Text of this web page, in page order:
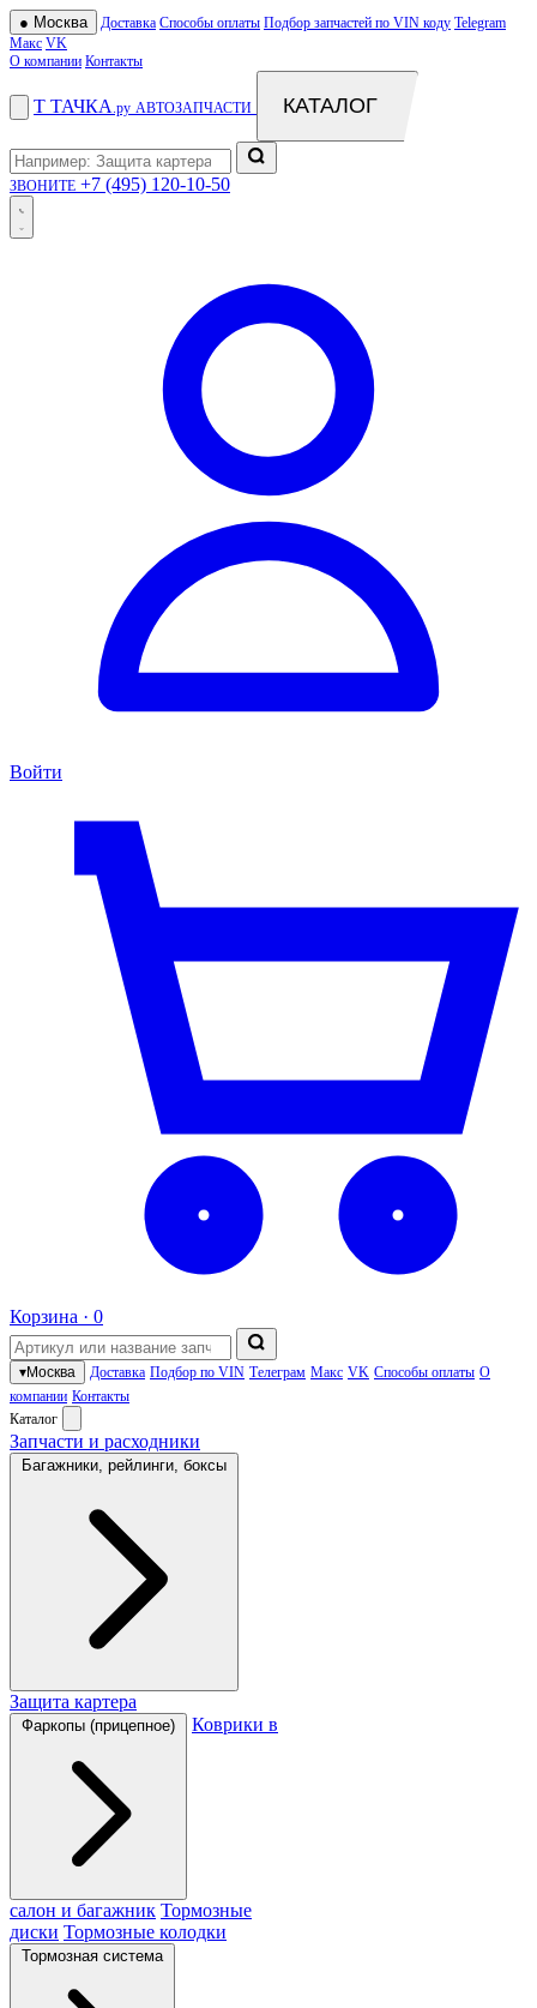
● Москва Доставка Способы оплаты Подбор запчастей по VIN коду Telegram
Макс VK
О компании Контакты
Т ТАЧКА .ру АВТОЗАПЧАСТИ КАТАЛОГ
ЗВОНИТЕ +7 (495) 120-10-50
Войти
Корзина · 0
▾Москва Доставка Подбор по VIN Телеграм Макс VK Способы оплаты О
компании Контакты
Каталог
Запчасти и расходники
Багажники, рейлинги, боксы
Защита картера
Фаркопы (прицепное) Коврики в
салон и багажник Тормозные
диски Тормозные колодки
Тормозная система